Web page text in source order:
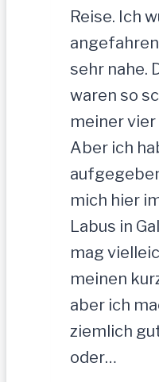
Reise. Ich
sehr nahe.
waren so
meiner
Aber ich
mich hier
Labus in
mag
meinen
aber ich
ziemlich
oder…